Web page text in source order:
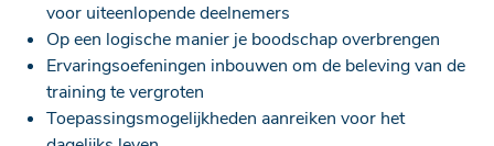
voor uiteenlopende deelnemers
Op een logische manier je boodschap overbrengen
Ervaringsoefeningen inbouwen om de beleving van de
training te vergroten
Toepassingsmogelijkheden aanreiken voor het